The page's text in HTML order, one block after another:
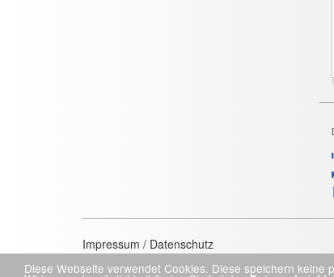
Diese Webseite verwendet Cookies. Diese speichern
Impressum / Datenschutz